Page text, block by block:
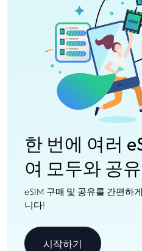
한 번에 여러
여 모두와 공
eSIM 구매 및 공유를 간편하
니다!
시작하기